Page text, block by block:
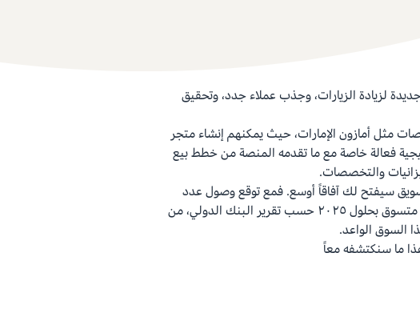
لزيادة الزيارات، وجذب عملاء جدد، وتحقيق
مثل أمازون الإمارات، حيث يمكنهم إنشاء متجر
فعالة خاصة مع ما تقدمه المنصة من خطط بيع
والتخصصات.
سيفتح لك آفاقاً أوسع. فمع توقع وصول عدد
المتسوقين عبر الإنترنت في الإمارات إلى ١١.١١ مليون متسوق بحلول ٢٠٢٥ حسب تقرير البنك الدولي، من
السوق الواعد.
ما سنكتشفه معاً